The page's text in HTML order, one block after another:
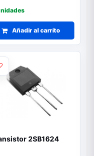
Añadir al carrito
2SB1624